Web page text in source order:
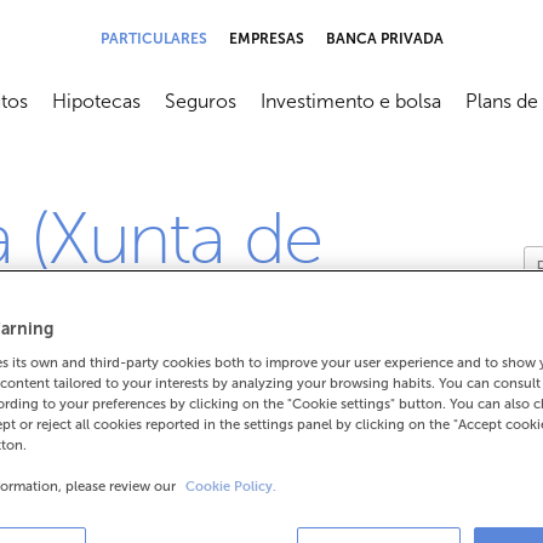
PARTICULARES EMPRESAS BANCA PRIVADA
Abrir submenú
Hipotecas
Abrir submenú
Seguros
Abrir submenú
Investimento e bolsa
Abrir
Plans
(Xunta de
da miña
its own and third-party cookies both to improve your user experience and to show
tailored to your interests by analyzing your browsing habits. You can
to your preferences by clicking on the "Cookie settings" button. You can also
or reject all cookies reported in the settings panel by clicking on the "Accept
please review our Cookie Policy.